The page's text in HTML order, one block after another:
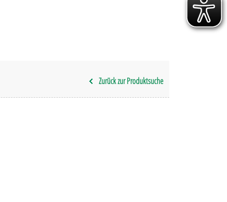
Zurück zur Produktsuche